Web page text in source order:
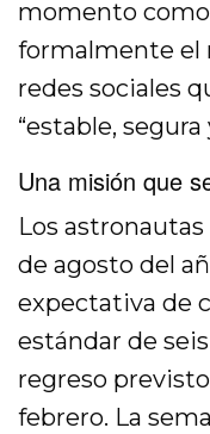
momento como
formalmente el
redes sociales
“estable,
Una misión que
Los astronautas
de agosto del
expectativa de
estándar de
regreso
febrero. La